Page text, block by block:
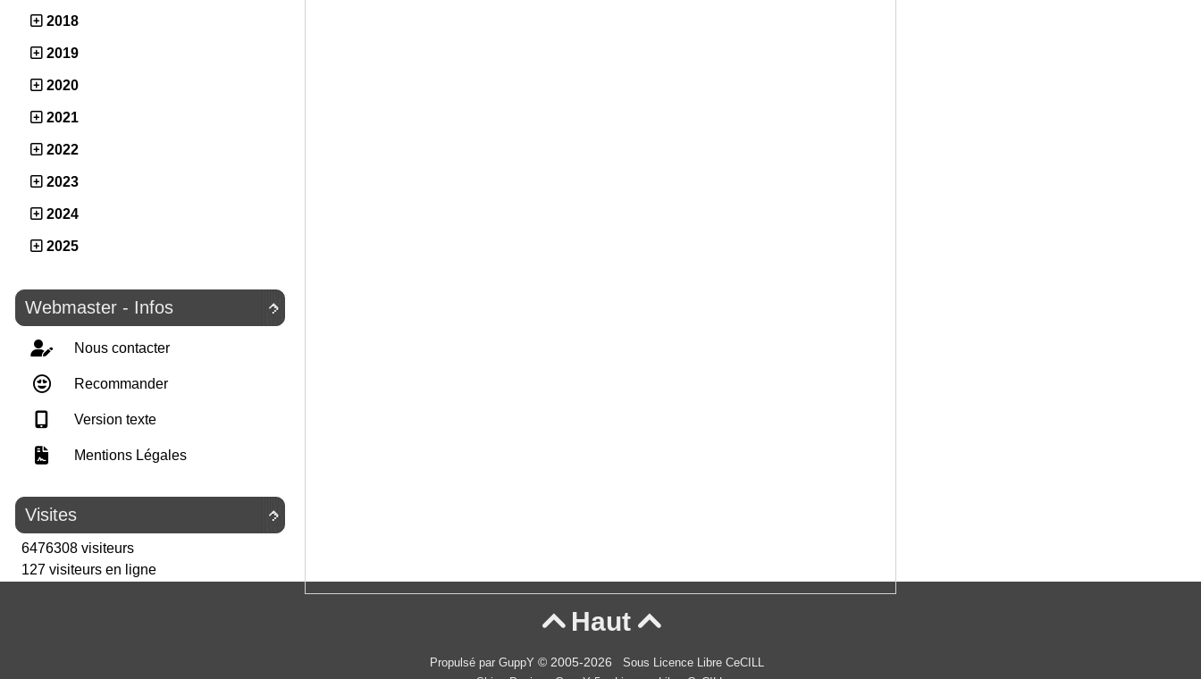
2018
2019
2020
2021
2022
2023
2024
2025

Webmaster - Infos
Nous contacter
Recommander
Version texte
Mentions Légales

Visites
6476308 visiteurs
127 visiteurs en ligne
Haut 
Propulsé par GuppY © 2005-2026
Sous Licence Libre CeCILL